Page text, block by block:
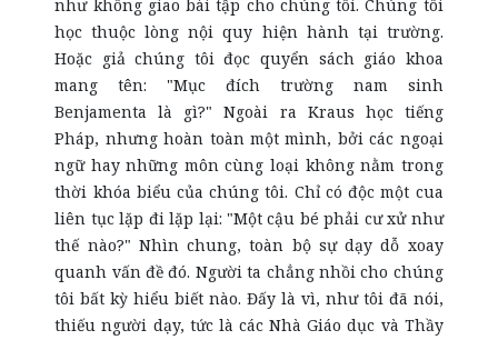
như không giao bài tập cho chúng tôi. Chúng tôi
học thuộc lòng nội quy hiện hành tại trường.
Hoặc giả chúng tôi đọc quyển sách giáo khoa
mang tên: "Mục đích trường nam sinh
Benjamenta là gì?" Ngoài ra Kraus học tiếng
Pháp, nhưng hoàn toàn một mình, bởi các ngoại
ngữ hay những môn cùng loại không nằm trong
thời khóa biểu của chúng tôi. Chỉ có độc một cua
liên tục lặp đi lặp lại: "Một cậu bé phải cư xử như
thế nào?" Nhìn chung, toàn bộ sự dạy dỗ xoay
quanh vấn đề đó. Người ta chẳng nhồi cho chúng
tôi bất kỳ hiểu biết nào. Đấy là vì, như tôi đã nói,
thiếu người dạy, tức là các Nhà Giáo dục và Thầy